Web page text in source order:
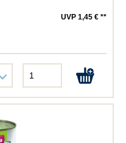
UVP 1,45 € **